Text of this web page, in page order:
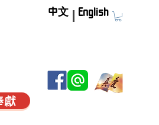
English
中文
獻